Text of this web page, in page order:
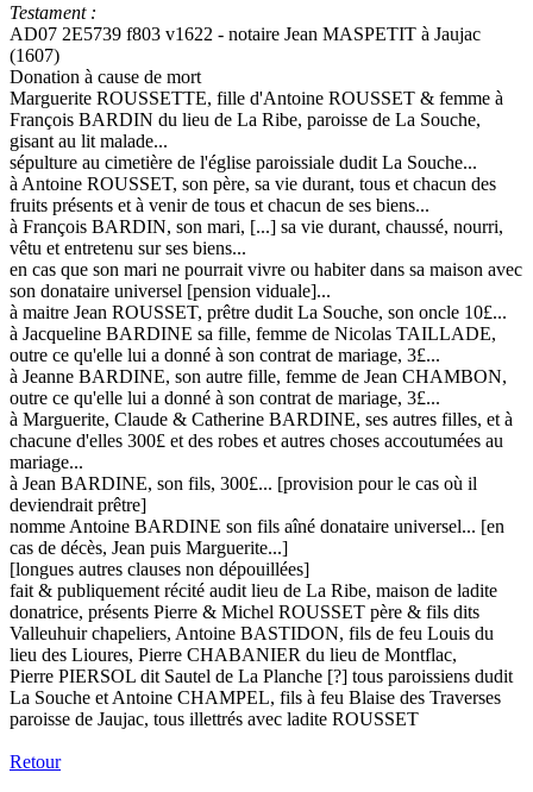
Testament :
AD07 2E5739 f803 v1622 - notaire Jean MASPETIT à Jaujac
(1607)
Donation à cause de mort
Marguerite ROUSSETTE, fille d'Antoine ROUSSET & femme à
François BARDIN du lieu de La Ribe, paroisse de La Souche,
gisant au lit malade...
sépulture au cimetière de l'église paroissiale dudit La Souche...
à Antoine ROUSSET, son père, sa vie durant, tous et chacun des
fruits présents et à venir de tous et chacun de ses biens...
à François BARDIN, son mari, [...] sa vie durant, chaussé, nourri,
vêtu et entretenu sur ses biens...
en cas que son mari ne pourrait vivre ou habiter dans sa maison avec
son donataire universel [pension viduale]...
à maitre Jean ROUSSET, prêtre dudit La Souche, son oncle 10£...
à Jacqueline BARDINE sa fille, femme de Nicolas TAILLADE,
outre ce qu'elle lui a donné à son contrat de mariage, 3£...
à Jeanne BARDINE, son autre fille, femme de Jean CHAMBON,
outre ce qu'elle lui a donné à son contrat de mariage, 3£...
à Marguerite, Claude & Catherine BARDINE, ses autres filles, et à
chacune d'elles 300£ et des robes et autres choses accoutumées au
mariage...
à Jean BARDINE, son fils, 300£... [provision pour le cas où il
deviendrait prêtre]
nomme Antoine BARDINE son fils aîné donataire universel... [en
cas de décès, Jean puis Marguerite...]
[longues autres clauses non dépouillées]
fait & publiquement récité audit lieu de La Ribe, maison de ladite
donatrice, présents Pierre & Michel ROUSSET père & fils dits
Valleuhuir chapeliers, Antoine BASTIDON, fils de feu Louis du
lieu des Lioures, Pierre CHABANIER du lieu de Montflac,
Pierre PIERSOL dit Sautel de La Planche [?] tous paroissiens dudit
La Souche et Antoine CHAMPEL, fils à feu Blaise des Traverses
paroisse de Jaujac, tous illettrés avec ladite ROUSSET
Retour